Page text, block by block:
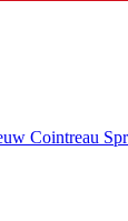
Cointreau